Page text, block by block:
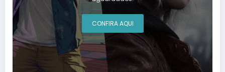
CONFIRA AQUI